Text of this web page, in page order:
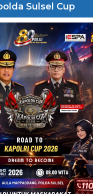
Sulsel Cup